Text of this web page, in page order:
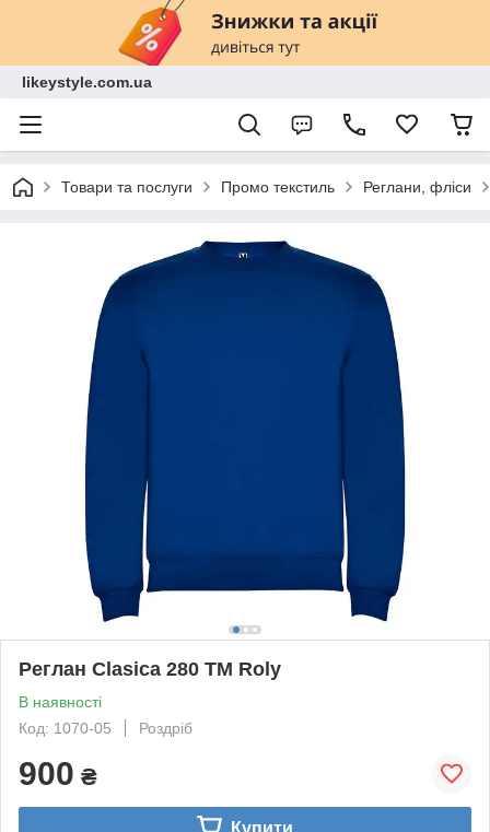
likeystyle.com.ua
Товари та послуги Промо текстиль Реглани, фліси
Реглан Clasica 280 ТМ Roly
В наявності
Код: 1070-05
Роздріб
900 ₴
Купити